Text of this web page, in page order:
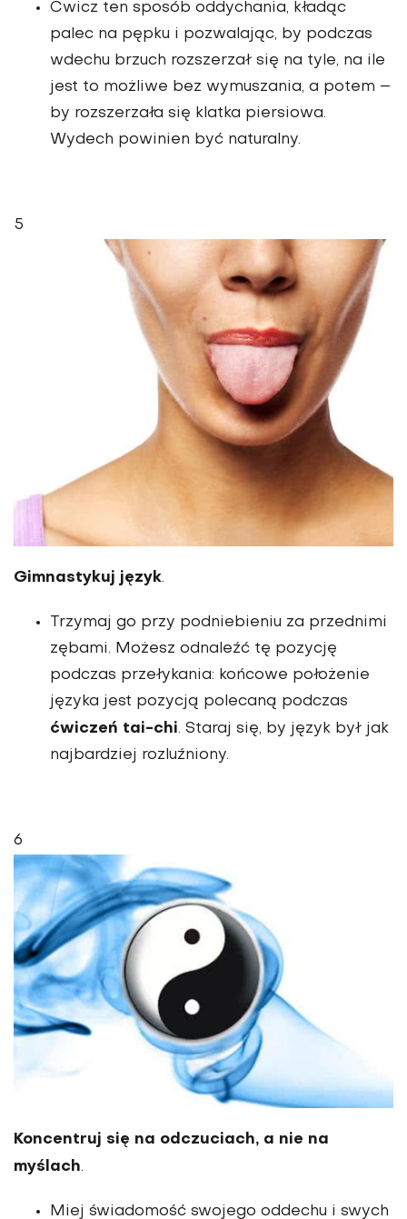
Ćwicz ten sposób oddychania, kładąc
palec na pępku i pozwalając, by podczas
wdechu brzuch rozszerzał się na tyle, na ile
jest to możliwe bez wymuszania, a potem –
by rozszerzała się klatka piersiowa.
Wydech powinien być naturalny.
5
Gimnastykuj język.
Trzymaj go przy podniebieniu za przednimi
zębami. Możesz odnaleźć tę pozycję
podczas przełykania: końcowe położenie
języka jest pozycją polecaną podczas
ćwiczeń tai-chi. Staraj się, by język był jak
najbardziej rozluźniony.
6
Koncentruj się na odczuciach, a nie na
myślach.
Miej świadomość swojego oddechu i swych